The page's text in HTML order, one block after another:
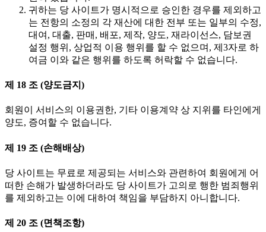
귀하는 당 사이트가 명시적으로 승인한 경우를 제외하고
는 전항의 소정의 각 재산에 대한 전부 또는 일부의 수정,
대여, 대출, 판매, 배포, 제작, 양도, 재라이선스, 담보권
설정 행위, 상업적 이용 행위를 할 수 없으며, 제3자로 하
여금 이와 같은 행위를 하도록 허락할 수 없습니다.
제 18 조 (양도금지)
회원이 서비스의 이용권한, 기타 이용계약 상 지위를 타인에게
양도, 증여할 수 없습니다.
제 19 조 (손해배상)
당 사이트는 무료로 제공되는 서비스와 관련하여 회원에게 어
떠한 손해가 발생하더라도 당 사이트가 고의로 행한 범죄행위
를 제외하고는 이에 대하여 책임을 부담하지 아니합니다.
제 20 조 (면책조항)